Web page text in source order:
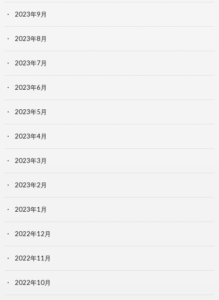
2023年9月
2023年8月
2023年7月
2023年6月
2023年5月
2023年4月
2023年3月
2023年2月
2023年1月
2022年12月
2022年11月
2022年10月